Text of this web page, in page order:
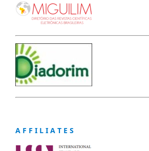
A F F I L I A T E S